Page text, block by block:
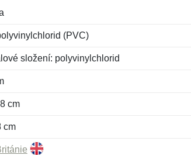
(PVC)
složení: polyvinylchlorid
cm
cm